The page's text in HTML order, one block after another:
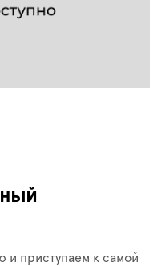
и приступаем к самой